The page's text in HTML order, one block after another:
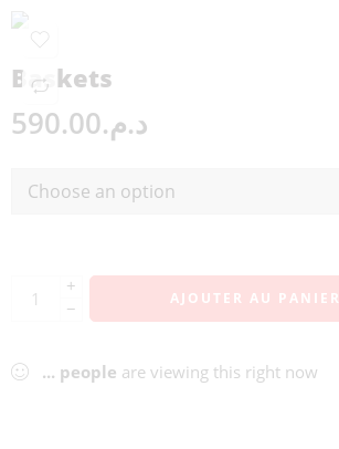
Baskets
د.م.590.00
+
−
AJOUTER AU PANIER
... people are viewing this right now